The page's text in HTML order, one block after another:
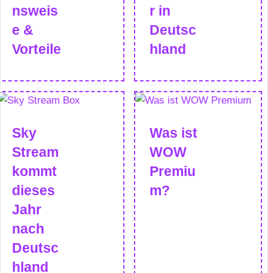
nsweis
e &
Vorteile
r in
Deutsc
hland
Sky
Stream
kommt
dieses
Jahr
nach
Deutsc
hland
Was ist
WOW
Premiu
m?